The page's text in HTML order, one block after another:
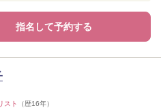
指名して予約する
スト
（歴16年）